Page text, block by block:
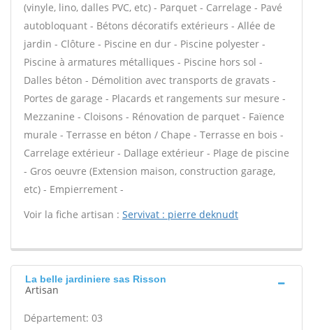
(vinyle, lino, dalles PVC, etc) - Parquet - Carrelage - Pavé
autobloquant - Bétons décoratifs extérieurs - Allée de
jardin - Clôture - Piscine en dur - Piscine polyester -
Piscine à armatures métalliques - Piscine hors sol -
Dalles béton - Démolition avec transports de gravats -
Portes de garage - Placards et rangements sur mesure -
Mezzanine - Cloisons - Rénovation de parquet - Faïence
murale - Terrasse en béton / Chape - Terrasse en bois -
Carrelage extérieur - Dallage extérieur - Plage de piscine
- Gros oeuvre (Extension maison, construction garage,
etc) - Empierrement -
Voir la fiche artisan : Servivat : pierre deknudt
La belle jardiniere sas Risson
Artisan
Département: 03